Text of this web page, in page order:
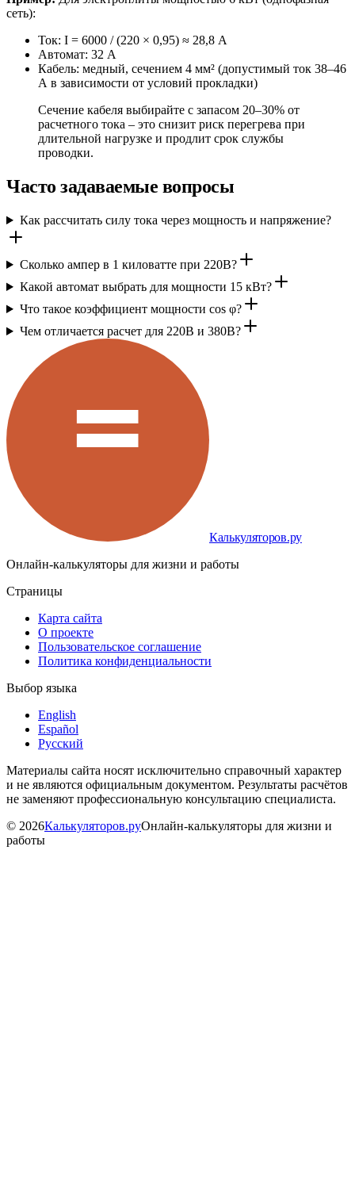
сеть):
Ток: I = 6000 / (220 × 0,95) ≈ 28,8 А
Автомат: 32 А
Кабель: медный, сечением 4 мм² (допустимый ток 38–46
А в зависимости от условий прокладки)
Сечение кабеля выбирайте с запасом 20–30% от
расчетного тока – это снизит риск перегрева при
длительной нагрузке и продлит срок службы
проводки.
Часто задаваемые вопросы
Как рассчитать силу тока через мощность и напряжение?
Сколько ампер в 1 киловатте при 220В?
Какой автомат выбрать для мощности 15 кВт?
Что такое коэффициент мощности cos φ?
Чем отличается расчет для 220В и 380В?
Калькуляторов.ру
Онлайн-калькуляторы для жизни и работы
Страницы
Карта сайта
О проекте
Пользовательское соглашение
Политика конфиденциальности
Выбор языка
English
Español
Русский
Материалы сайта носят исключительно справочный характер
и не являются официальным документом. Результаты расчётов
не заменяют профессиональную консультацию специалиста.
© 2026Калькуляторов.руОнлайн-калькуляторы для жизни и
работы